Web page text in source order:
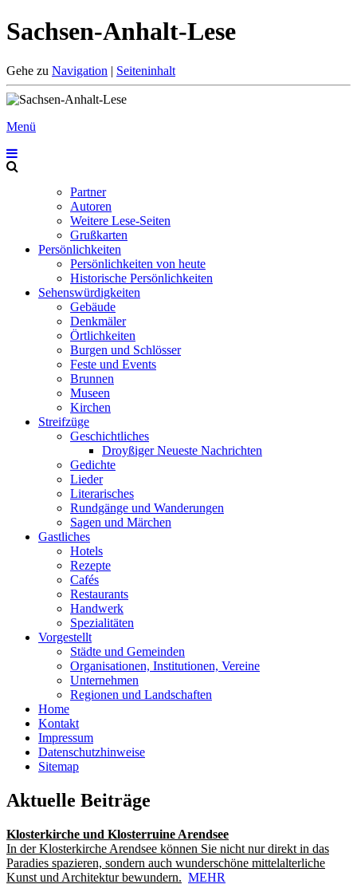
Sachsen-Anhalt-Lese
Gehe zu Navigation | Seiteninhalt
Menü
Partner
Autoren
Weitere Lese-Seiten
Grußkarten
Persönlichkeiten
Persönlichkeiten von heute
Historische Persönlichkeiten
Sehenswürdigkeiten
Gebäude
Denkmäler
Örtlichkeiten
Burgen und Schlösser
Feste und Events
Brunnen
Museen
Kirchen
Streifzüge
Geschichtliches
Droyßiger Neueste Nachrichten
Gedichte
Lieder
Literarisches
Rundgänge und Wanderungen
Sagen und Märchen
Gastliches
Hotels
Rezepte
Cafés
Restaurants
Handwerk
Spezialitäten
Vorgestellt
Städte und Gemeinden
Organisationen, Institutionen, Vereine
Unternehmen
Regionen und Landschaften
Home
Kontakt
Impressum
Datenschutzhinweise
Sitemap
Aktuelle Beiträge
Klosterkirche und Klosterruine Arendsee
In der Klosterkirche Arendsee können Sie nicht nur direkt in das
Paradies spazieren, sondern auch wunderschöne mittelalterliche
Kunst und Architektur bewundern. MEHR